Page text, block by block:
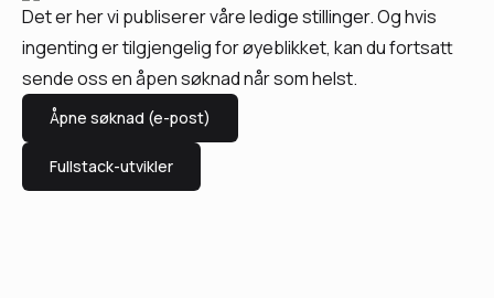
Det er her vi publiserer våre ledige stillinger. Og hvis
ingenting er tilgjengelig for øyeblikket, kan du fortsatt
sende oss en åpen søknad når som helst.
Åpne søknad (e-post)
Fullstack-utvikler